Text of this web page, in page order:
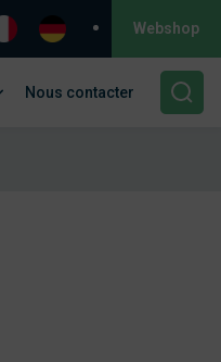
Webshop
Nous contacter